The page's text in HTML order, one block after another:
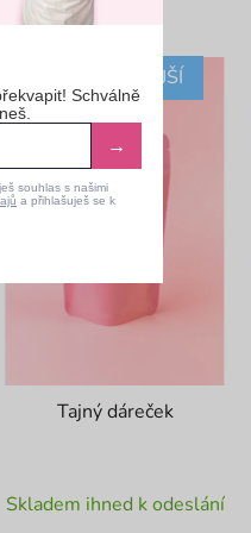
NEJPRODÁVANĚJŠÍ
Tajný dáreček
hodnocení
Skladem ihned k odeslání
Schválně
→
souhlas s našimi
a přihlašuješ se k